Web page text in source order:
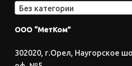
Без категории
ООО “МетКом”
302020, г.Орел, Наугорское